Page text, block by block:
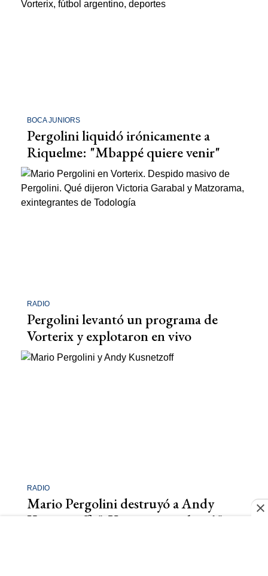
BOCA JUNIORS
Pergolini liquidó irónicamente a
Riquelme: "Mbappé quiere venir"
RADIO
Pergolini levantó un programa de
Vorterix y explotaron en vivo
RADIO
Mario Pergolini destruyó a Andy
Kusnetzoff: "¿Vas a caer tan bajo?"